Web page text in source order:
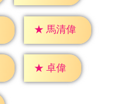
★ 馬清偉
★ 卓偉